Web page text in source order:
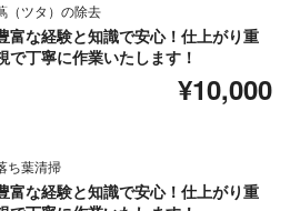
（ツタ）の除去
富な経験と知識で安心！仕上がり重
で丁寧に作業いたします！
¥10,000
ち葉清掃
富な経験と知識で安心！仕上がり重